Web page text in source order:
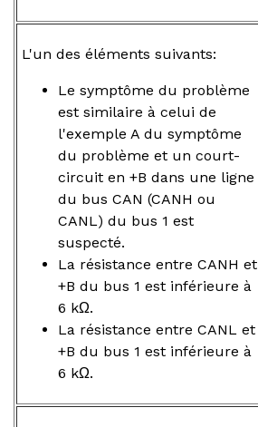
L'un des éléments suivants:
Le symptôme du problème
est similaire à celui de
l'exemple A du symptôme
du problème et un court-
circuit en +B dans une ligne
du bus CAN (CANH ou
CANL) du bus 1 est
suspecté.
La résistance entre CANH et
+B du bus 1 est inférieure à
6 kΩ.
La résistance entre CANL et
+B du bus 1 est inférieure à
6 kΩ.